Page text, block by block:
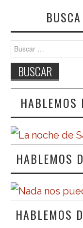
Buscar:
HABLEMOS
HABLEMOS